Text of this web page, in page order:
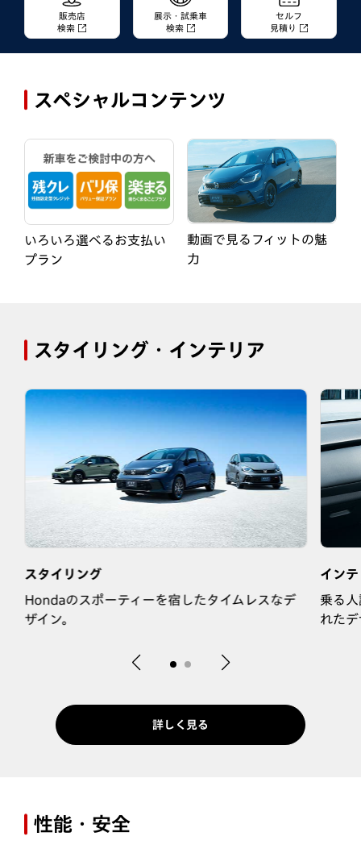
販売店
検索
展示・試乗車
検索
セルフ
見積り
スペシャルコンテンツ
いろいろ選べるお支払い
プラン
動画で見るフィットの魅
力
スタイリング・インテリア
スタイリング
Hondaのスポーティーを宿したタイムレスなデ
ザイン。
イン
乗る
れた
詳しく見る
性能・安全